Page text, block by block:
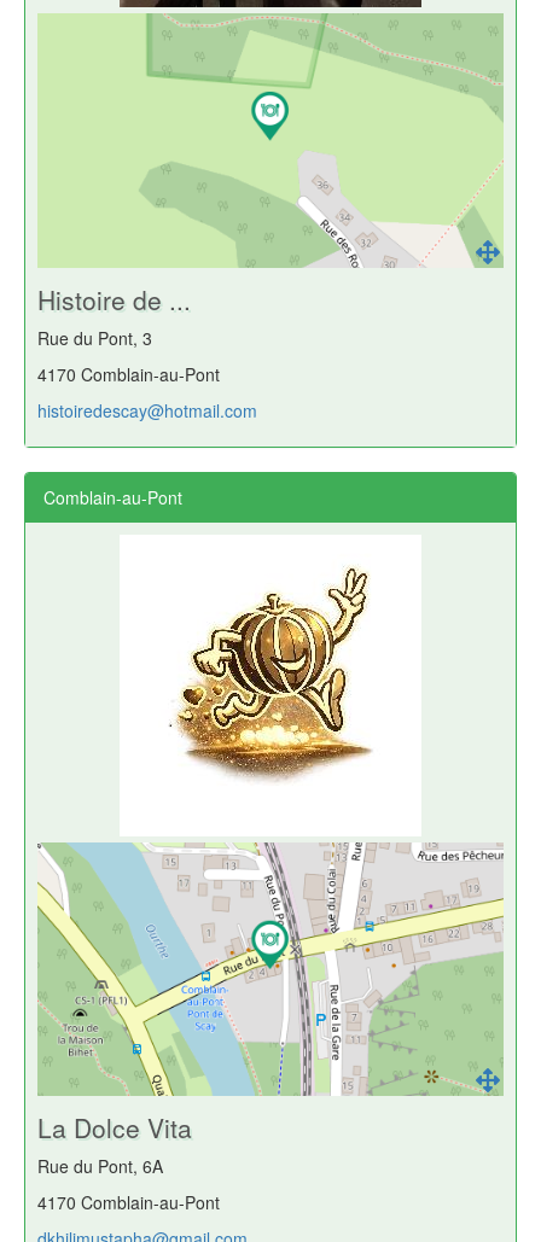
Histoire de ...
Rue du Pont, 3
4170 Comblain-au-Pont
histoiredescay@hotmail.com
Comblain-au-Pont
La Dolce Vita
Rue du Pont, 6A
4170 Comblain-au-Pont